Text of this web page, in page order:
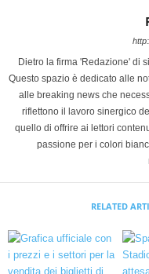
Dietro la firma 'Redazione' di
Questo spazio è dedicato alle
alle breaking news che
riflettono il lavoro sinergico
quello di offrire ai lettori
passione per i colori
RELATED